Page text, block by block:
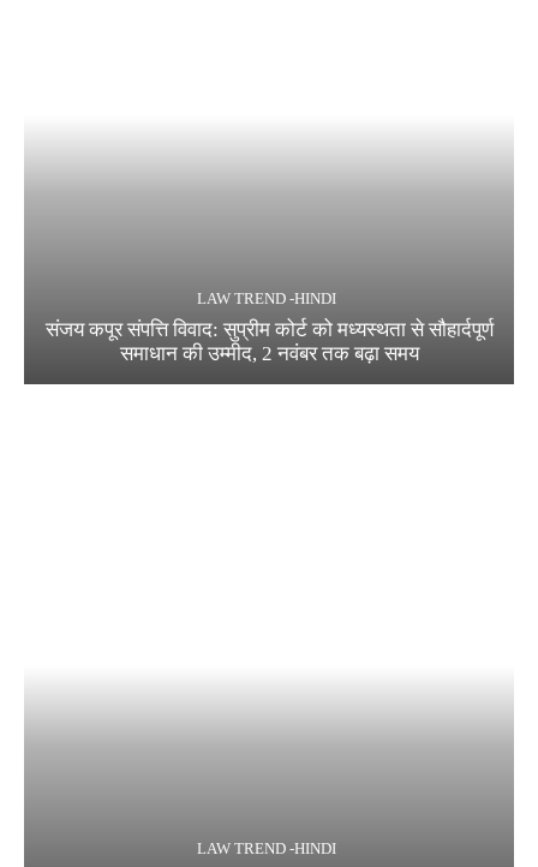
LAW TREND -HINDI
संजय कपूर संपत्ति विवाद: सुप्रीम कोर्ट को मध्यस्थता से सौहार्दपूर्ण
समाधान की उम्मीद, 2 नवंबर तक बढ़ा समय
LAW TREND -HINDI